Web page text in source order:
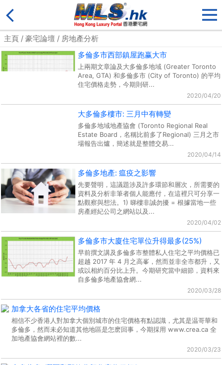
主頁 / 豪宅論壇 / 房地產分析
多倫多市西部鎮屋跑赢大市
上兩期文章論及大多倫多地域 (Greater Toronto
Area, GTA) 和多倫多市 (City of Toronto) 的平均
住宅價格走勢，今期則研...
2020/04/20
大多倫多樓市: 三月中有轉變
多倫多地域地產協會 (Toronto Regional Real
Estate Board，名稱比前多了Regional) 三月之市
場報告出爐，簡述就是整體交易...
2020/04/14
多倫多地產: 瘟疫之影響
先要聲明，這議題涉及許多環節和層次，所需要的
資料及分析非筆者個人能應付，在這裡只可分享一
點觀察與想法。1) 睇樓非誠勿擾 = 根據當地一些
房產經紀公司之網站以及...
2020/04/02
多倫多市大廈住宅單位升得最多(25%)
早前撰文講及多倫多市整體私人住宅之平均價格已
超越 2017 年 4 月之高峯，然而並非全市都升，又
或以相約百分比上升。今期研究當中細節，資料來
自多倫多地產協會網...
2020/03/28
加拿大各省的住宅平均價格
相信不少香港人對加拿大個別城市的住宅價格有點認識，尤其是温哥華和
多倫多，然而未必知道其他地區是怎麽回事，今期採用 www.crea.ca 全
加地產協會網站裡的數...
2020/03/23